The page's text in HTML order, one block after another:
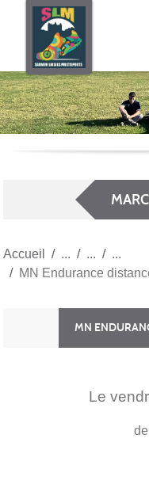
Accueil
MN Endurance
MN
Le
Panneau de gestion des